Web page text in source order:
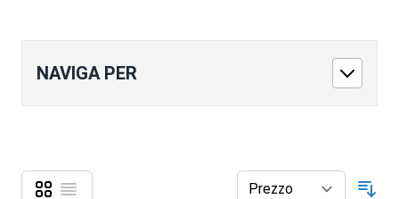
NAVIGA PER
Griglia
Lista